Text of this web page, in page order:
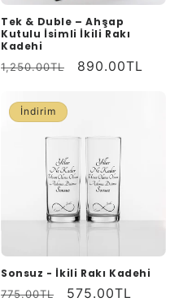
Tek & Duble – Ahşap
Kutulu İsimli İkili Rakı
Kadehi
Normal
1,250.00TL
İndirimli
890.00TL
İndirim
Sonsuz - İkili Rakı Kadehi
Normal
775.00TL
İndirimli
575.00TL